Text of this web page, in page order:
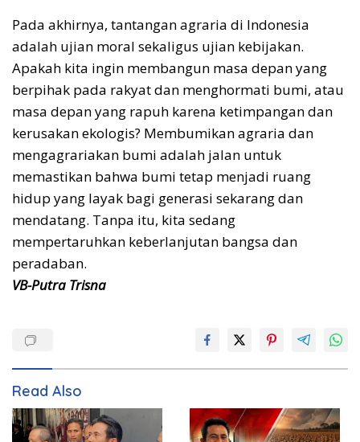
Pada akhirnya, tantangan agraria di Indonesia
adalah ujian moral sekaligus ujian kebijakan.
Apakah kita ingin membangun masa depan yang
berpihak pada rakyat dan menghormati bumi, atau
masa depan yang rapuh karena ketimpangan dan
kerusakan ekologis? Membumikan agraria dan
mengagrariakan bumi adalah jalan untuk
memastikan bahwa bumi tetap menjadi ruang
hidup yang layak bagi generasi sekarang dan
mendatang. Tanpa itu, kita sedang
mempertaruhkan keberlanjutan bangsa dan
peradaban.
VB-Putra Trisna
Read Also